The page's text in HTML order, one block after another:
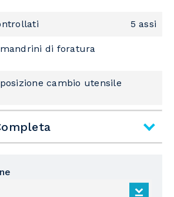
5 assi
di foratura
cambio utensile